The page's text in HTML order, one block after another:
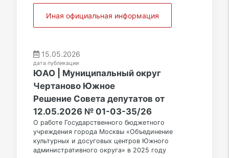
Иная официальная информация
15.05.2026
дата публикации
ЮАО | Муниципальный округ
Чертаново Южное
Решение Совета депутатов от
12.05.2026 № 01-03-35/26
О работе Государственного бюджетного
учреждения города Москвы «Объединение
культурных и досуговых центров Южного
административного округа» в 2025 году